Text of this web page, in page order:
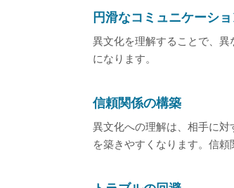
円滑なコミュニケーシ
異文化を理解することで、
になります。
信頼関係の構築
異文化への理解は、相手に
を築きやすくなります。信